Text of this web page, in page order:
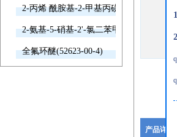
2-丙烯 酰胺基-2-甲基丙磺酸(15214-89-8)
2-氨基-5-硝基-2'-氯二苯甲酮(2011-66-7)
全氟环醚(52623-00-4)
产品详细